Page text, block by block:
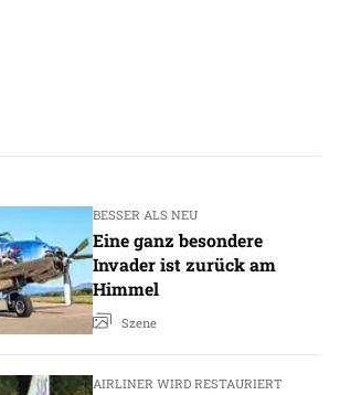
BESSER ALS NEU
Eine ganz besondere
Invader ist zurück am
Himmel
Szene
AIRLINER WIRD RESTAURIERT